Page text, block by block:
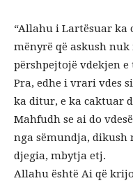
“Allahu i Lartësuar ka
mënyrë që askush
përshpejtojë vdekjen e
Pra, edhe i vrari vdes
ka ditur, e ka caktuar
Mahfudh se ai do
nga sëmundja, dikush
djegia, mbytja etj.
Allahu është Ai që